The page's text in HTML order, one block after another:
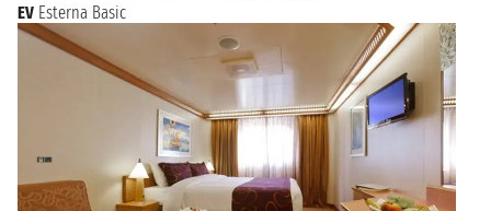
EV Esterna Basic